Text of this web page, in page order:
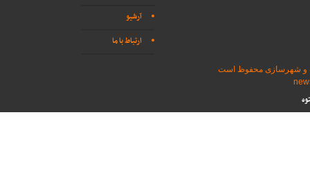
آرشیو
ارتباط با ما
و شهرسازی محفوظ است